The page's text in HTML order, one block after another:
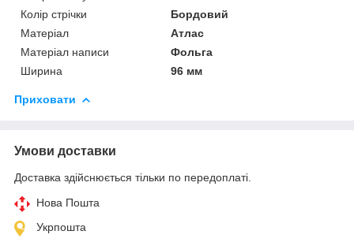
Колір стрічки
Бордовий
Матеріал
Атлас
Матеріал написи
Фольга
Ширина
96 мм
Приховати
Умови доставки
Доставка здійснюється тільки по передоплаті.
Нова Пошта
Укрпошта